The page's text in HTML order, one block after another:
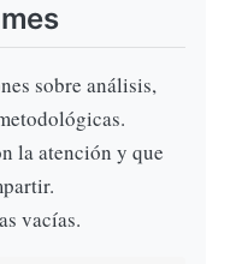
sobre análisis,
la atención y que
vacías.